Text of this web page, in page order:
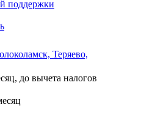
поддержки
Теряево,
до вычета налогов